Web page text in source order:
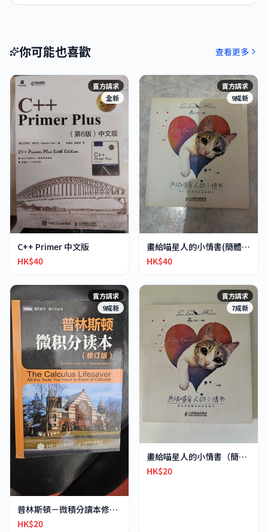
你可能也喜歡 查看更多
賣方請求
全新
C++ Primer 中文版
HK$40
賣方請求
9成新
畫給喵星人的小情書(簡體字)
HK$40
賣方請求
9成新
普林斯頓－微積分讀本修訂版
HK$20
賣方請求
7成新
畫給喵星人的小情書（簡體）
HK$20